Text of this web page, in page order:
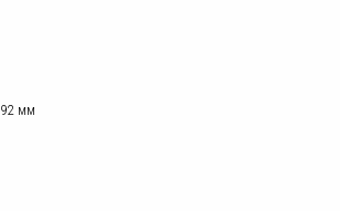
мм